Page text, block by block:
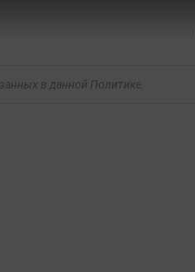
в данной Политике.